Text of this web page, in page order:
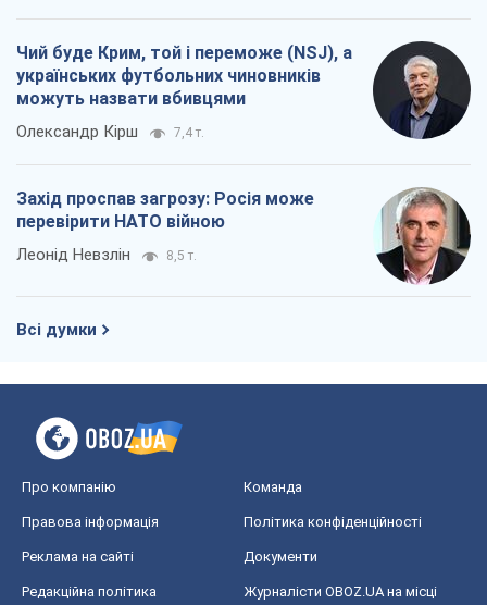
Чий буде Крим, той і переможе (NSJ), а
українських футбольних чиновників
можуть назвати вбивцями
Олександр Кірш 7,4 т.
Захід проспав загрозу: Росія може
перевірити НАТО війною
Леонід Невзлін 8,5 т.
Всі думки
Про компанію Команда
Правова інформація Політика конфіденційності
Реклама на сайті Документи
Редакційна політика
Журналісти OBOZ.UA на місці